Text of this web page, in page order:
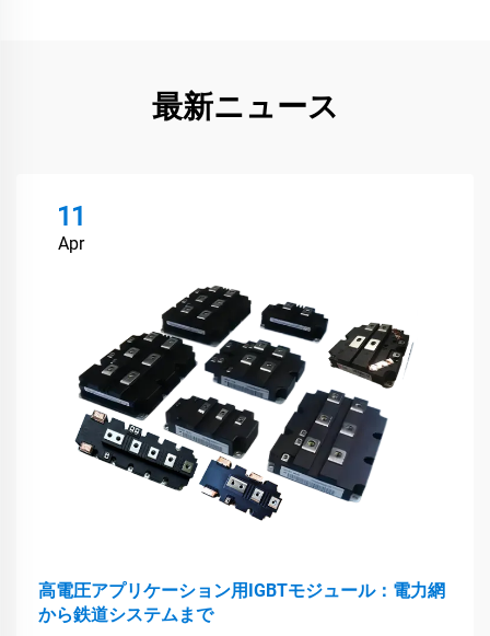
最新ニュース
11
Apr
高電圧アプリケーション用IGBTモジュール：電力網
から鉄道システムまで